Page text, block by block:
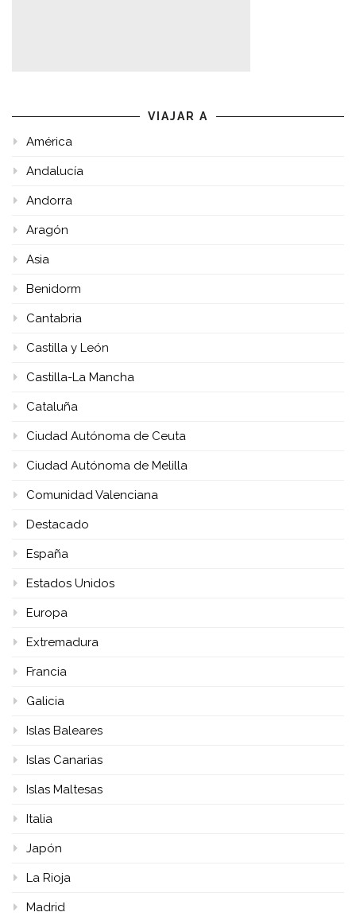
VIAJAR A
América
Andalucía
Andorra
Aragón
Asia
Benidorm
Cantabria
Castilla y León
Castilla-La Mancha
Cataluña
Ciudad Autónoma de Ceuta
Ciudad Autónoma de Melilla
Comunidad Valenciana
Destacado
España
Estados Unidos
Europa
Extremadura
Francia
Galicia
Islas Baleares
Islas Canarias
Islas Maltesas
Italia
Japón
La Rioja
Madrid